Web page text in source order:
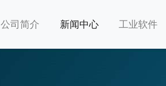
公司简介 新闻中心 工业软件